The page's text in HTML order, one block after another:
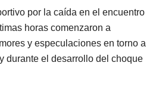
por la caída en el encuentro
horas comenzaron a
y especulaciones en torno a
durante el desarrollo del choque